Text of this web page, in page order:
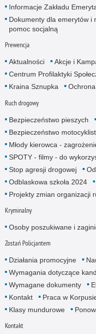
Informacje Zakładu
Dokumenty dla emerytów i
pomoc socjalną
Prewencja
Aktualności
Akcje i
Centrum Profilaktyki
Kraina Sznupka
Ruch drogowy
Bezpieczeństwo pieszych
Bezpieczeństwo
Młody kierowca -
SPOTY - filmy - do
Stop agresji drogowej
Odblaskowa szkoła 2024
Projekty zmian organizacji
Kryminalny
Osoby poszukiwane i
Zostań Policjantem
Działania promocyjne
Wymagania dotyczące
Wymagane dokumenty
Kontakt
Praca w
Klasy mundurowe
Kontakt